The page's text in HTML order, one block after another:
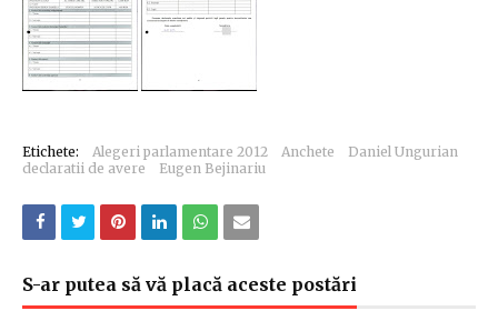
Etichete: Alegeri parlamentare 2012 Anchete
Daniel Ungurian
declaratii de avere
Eugen Bejinariu
S-ar putea să vă placă aceste postări